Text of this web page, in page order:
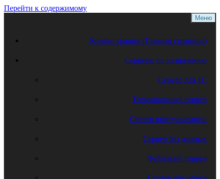
Перейти к содержимому
Меню
Конфигурации (Главная страница)
Серверы по назначению
Сервер для 1С
Терминальный сервер
Сервер виртуализации
Сервер баз данных
Файловый сервер